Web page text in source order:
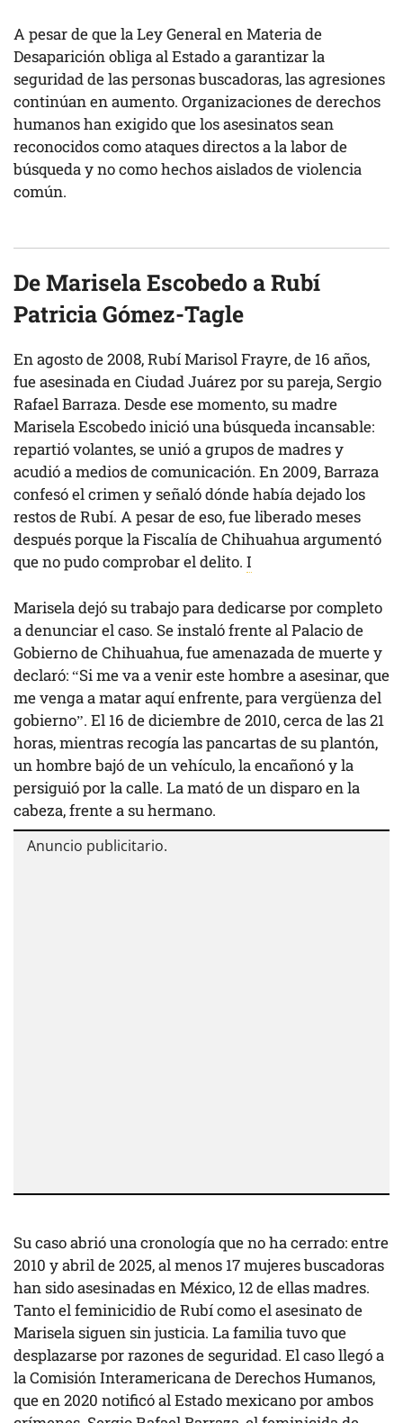
A pesar de que la Ley General en Materia de
Desaparición obliga al Estado a garantizar la
seguridad de las personas buscadoras, las agresiones
continúan en aumento. Organizaciones de derechos
humanos han exigido que los asesinatos sean
reconocidos como ataques directos a la labor de
búsqueda y no como hechos aislados de violencia
común.
De Marisela Escobedo a Rubí
Patricia Gómez-Tagle
En agosto de 2008, Rubí Marisol Frayre, de 16 años,
fue asesinada en Ciudad Juárez por su pareja, Sergio
Rafael Barraza. Desde ese momento, su madre
Marisela Escobedo inició una búsqueda incansable:
repartió volantes, se unió a grupos de madres y
acudió a medios de comunicación. En 2009, Barraza
confesó el crimen y señaló dónde había dejado los
restos de Rubí. A pesar de eso, fue liberado meses
después porque la Fiscalía de Chihuahua argumentó
que no pudo comprobar el delito. I
Marisela dejó su trabajo para dedicarse por completo
a denunciar el caso. Se instaló frente al Palacio de
Gobierno de Chihuahua, fue amenazada de muerte y
declaró: “Si me va a venir este hombre a asesinar, que
me venga a matar aquí enfrente, para vergüenza del
gobierno”. El 16 de diciembre de 2010, cerca de las 21
horas, mientras recogía las pancartas de su plantón,
un hombre bajó de un vehículo, la encañonó y la
persiguió por la calle. La mató de un disparo en la
cabeza, frente a su hermano.
Su caso abrió una cronología que no ha cerrado: entre
2010 y abril de 2025, al menos 17 mujeres buscadoras
han sido asesinadas en México, 12 de ellas madres.
Tanto el feminicidio de Rubí como el asesinato de
Marisela siguen sin justicia. La familia tuvo que
desplazarse por razones de seguridad. El caso llegó a
la Comisión Interamericana de Derechos Humanos,
que en 2020 notificó al Estado mexicano por ambos